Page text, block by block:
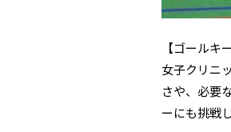
【ゴール
女子クリニ
さや、必要
ーにも挑戦